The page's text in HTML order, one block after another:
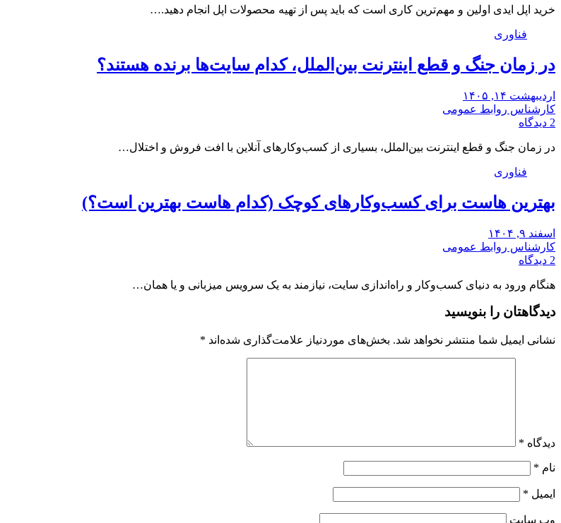
خرید اپل ایدی اولین و مهم‌ترین کاری است که باید پس از تهیه محصولات اپل انجام دهید.…
فناوری
در زمان جنگ و قطع اینترنت بین‌الملل، کدام سایت‌ها برنده هستند؟
اردیبهشت ۱۴, ۱۴۰۵
کارشناس روابط عمومی
2 دیدگاه
در زمان جنگ و قطع اینترنت بین‌الملل، بسیاری از کسب‌وکارهای آنلاین با افت فروش و اختلال…
فناوری
بهترین هاست برای کسب‌وکارهای کوچک (کدام هاست بهترین است؟)
اسفند ۹, ۱۴۰۴
کارشناس روابط عمومی
2 دیدگاه
هنگام ورود به دنیای کسب‌وکار و راه‌اندازی سایت، نیازمند به یک سرویس میزبانی و یا همان…
دیدگاهتان را بنویسید
نشانی ایمیل شما منتشر نخواهد شد. بخش‌های موردنیاز علامت‌گذاری شده‌اند *
دیدگاه *
نام *
ایمیل *
وب‌ سایت